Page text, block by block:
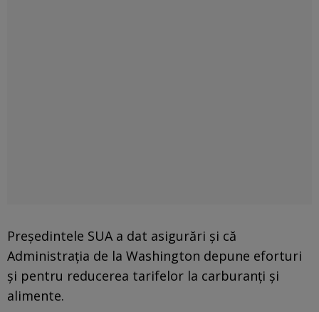
Preşedintele SUA a dat asigurări și că
Administraţia de la Washington depune eforturi
şi pentru reducerea tarifelor la carburanţi şi
alimente.